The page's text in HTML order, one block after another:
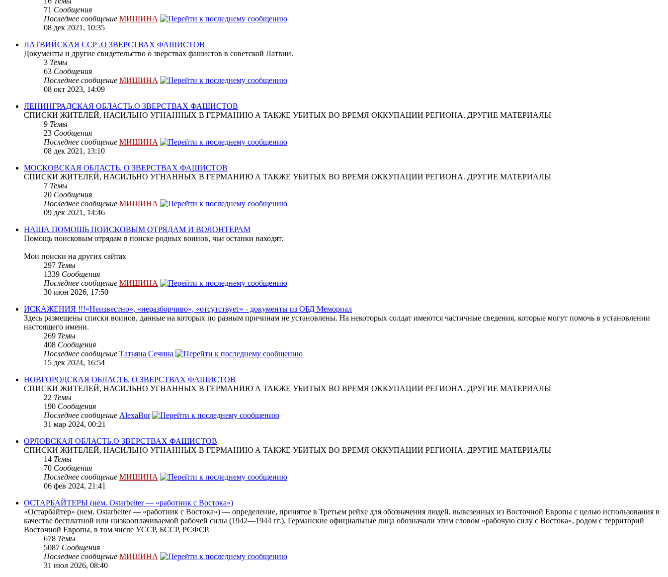
71 Сообщения
Последнее сообщение МИШИНА
08 дек 2021, 10:35
ЛАТВИЙСКАЯ ССР .О ЗВЕРСТВАХ ФАШИСТОВ
Документы и другие свидетельство о зверствах фашистов в советской Латвии.
3 Темы
63 Сообщения
Последнее сообщение МИШИНА
08 окт 2023, 14:09
ЛЕНИНГРАДСКАЯ ОБЛАСТЬ.О ЗВЕРСТВАХ ФАШИСТОВ
СПИСКИ ЖИТЕЛЕЙ, НАСИЛЬНО УГНАННЫХ В ГЕРМАНИЮ А ТАКЖЕ УБИТЫХ ВО ВРЕМЯ ОККУПАЦИИ РЕГИОНА. ДРУГИЕ МАТЕРИАЛЫ
9 Темы
23 Сообщения
Последнее сообщение МИШИНА
08 дек 2021, 13:10
МОСКОВСКАЯ ОБЛАСТЬ. О ЗВЕРСТВАХ ФАШИСТОВ
СПИСКИ ЖИТЕЛЕЙ, НАСИЛЬНО УГНАННЫХ В ГЕРМАНИЮ А ТАКЖЕ УБИТЫХ ВО ВРЕМЯ ОККУПАЦИИ РЕГИОНА. ДРУГИЕ МАТЕРИАЛЫ
7 Темы
20 Сообщения
Последнее сообщение МИШИНА
09 дек 2021, 14:46
НАША ПОМОЩЬ ПОИСКОВЫМ ОТРЯДАМ И ВОЛОНТЕРАМ
Помощь поисковым отрядам в поиске родных воинов, чьи останки находят.
Мои поиски на других сайтах
297 Темы
1339 Сообщения
Последнее сообщение МИШИНА
30 июн 2026, 17:50
ИСКАЖЕНИЯ !!!«Неизвестно», «неразборчиво», «отсутствует» - документы из ОБД Мемориал
Здесь размещены списки воинов, данные на которых по разным причинам не установлены. На некоторых солдат имеются частичные сведения, которые могут помочь в установлении
настоящего имени.
269 Темы
408 Сообщения
Последнее сообщение Татьяна Сечина
15 дек 2024, 16:54
НОВГОРОДСКАЯ ОБЛАСТЬ. О ЗВЕРСТВАХ ФАШИСТОВ
СПИСКИ ЖИТЕЛЕЙ, НАСИЛЬНО УГНАННЫХ В ГЕРМАНИЮ А ТАКЖЕ УБИТЫХ ВО ВРЕМЯ ОККУПАЦИИ РЕГИОНА. ДРУГИЕ МАТЕРИАЛЫ
22 Темы
190 Сообщения
Последнее сообщение AlexaBor
31 мар 2024, 00:21
ОРЛОВСКАЯ ОБЛАСТЬ.О ЗВЕРСТВАХ ФАШИСТОВ
СПИСКИ ЖИТЕЛЕЙ, НАСИЛЬНО УГНАННЫХ В ГЕРМАНИЮ А ТАКЖЕ УБИТЫХ ВО ВРЕМЯ ОККУПАЦИИ РЕГИОНА. ДРУГИЕ МАТЕРИАЛЫ
14 Темы
70 Сообщения
Последнее сообщение МИШИНА
06 фев 2024, 21:41
ОСТАРБАЙТЕРЫ (нем. Ostarbeiter — «работник с Востока»)
«Остарба́йтер» (нем. Ostarbeiter — «работник с Востока») — определение, принятое в Третьем рейхе для обозначения людей, вывезенных из Восточной Европы с целью использования в
качестве бесплатной или низкооплачиваемой рабочей силы (1942—1944 гг.). Германские официальные лица обозначали этим словом «рабочую силу с Востока», родом с территорий
Восточной Европы, в том числе УССР, БССР, РСФСР.
678 Темы
5087 Сообщения
Последнее сообщение МИШИНА
31 июл 2026, 08:40